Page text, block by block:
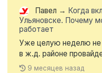
Павел → Когда
Ульяновске. Почему
работает
Уже целую неделю не
в ж.д. районе
9 месяцев назад